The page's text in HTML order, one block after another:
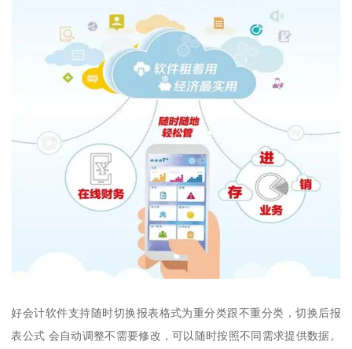
好会计软件支持随时切换报表格式为重分类跟不重分类，切换后报
表公式 会自动调整不需要修改，可以随时按照不同需求提供数据。